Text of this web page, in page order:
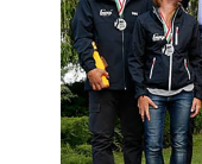
Blu